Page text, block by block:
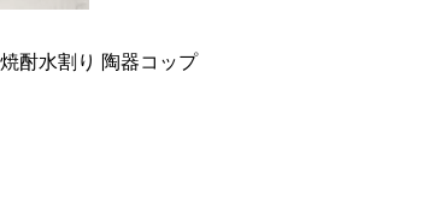
酎水割り 陶器コップ